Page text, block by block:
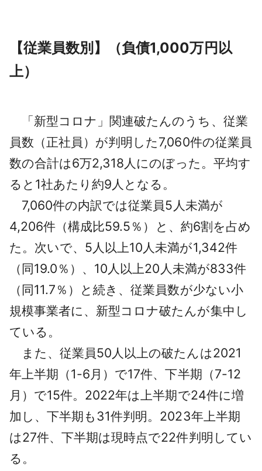
【従業員数別】（負債1,000万円以
上）
「新型コロナ」関連破たんのうち、従業
員数（正社員）が判明した7,060件の従業員
数の合計は6万2,318人にのぼった。平均す
ると1社あたり約9人となる。
7,060件の内訳では従業員5人未満が
4,206件（構成比59.5％）と、約6割を占め
た。次いで、5人以上10人未満が1,342件
（同19.0％）、10人以上20人未満が833件
（同11.7％）と続き、従業員数が少ない小
規模事業者に、新型コロナ破たんが集中し
ている。
また、従業員50人以上の破たんは2021
年上半期（1-6月）で17件、下半期（7-12
月）で15件。2022年は上半期で24件に増
加し、下半期も31件判明。2023年上半期
は27件、下半期は現時点で22件判明してい
る。